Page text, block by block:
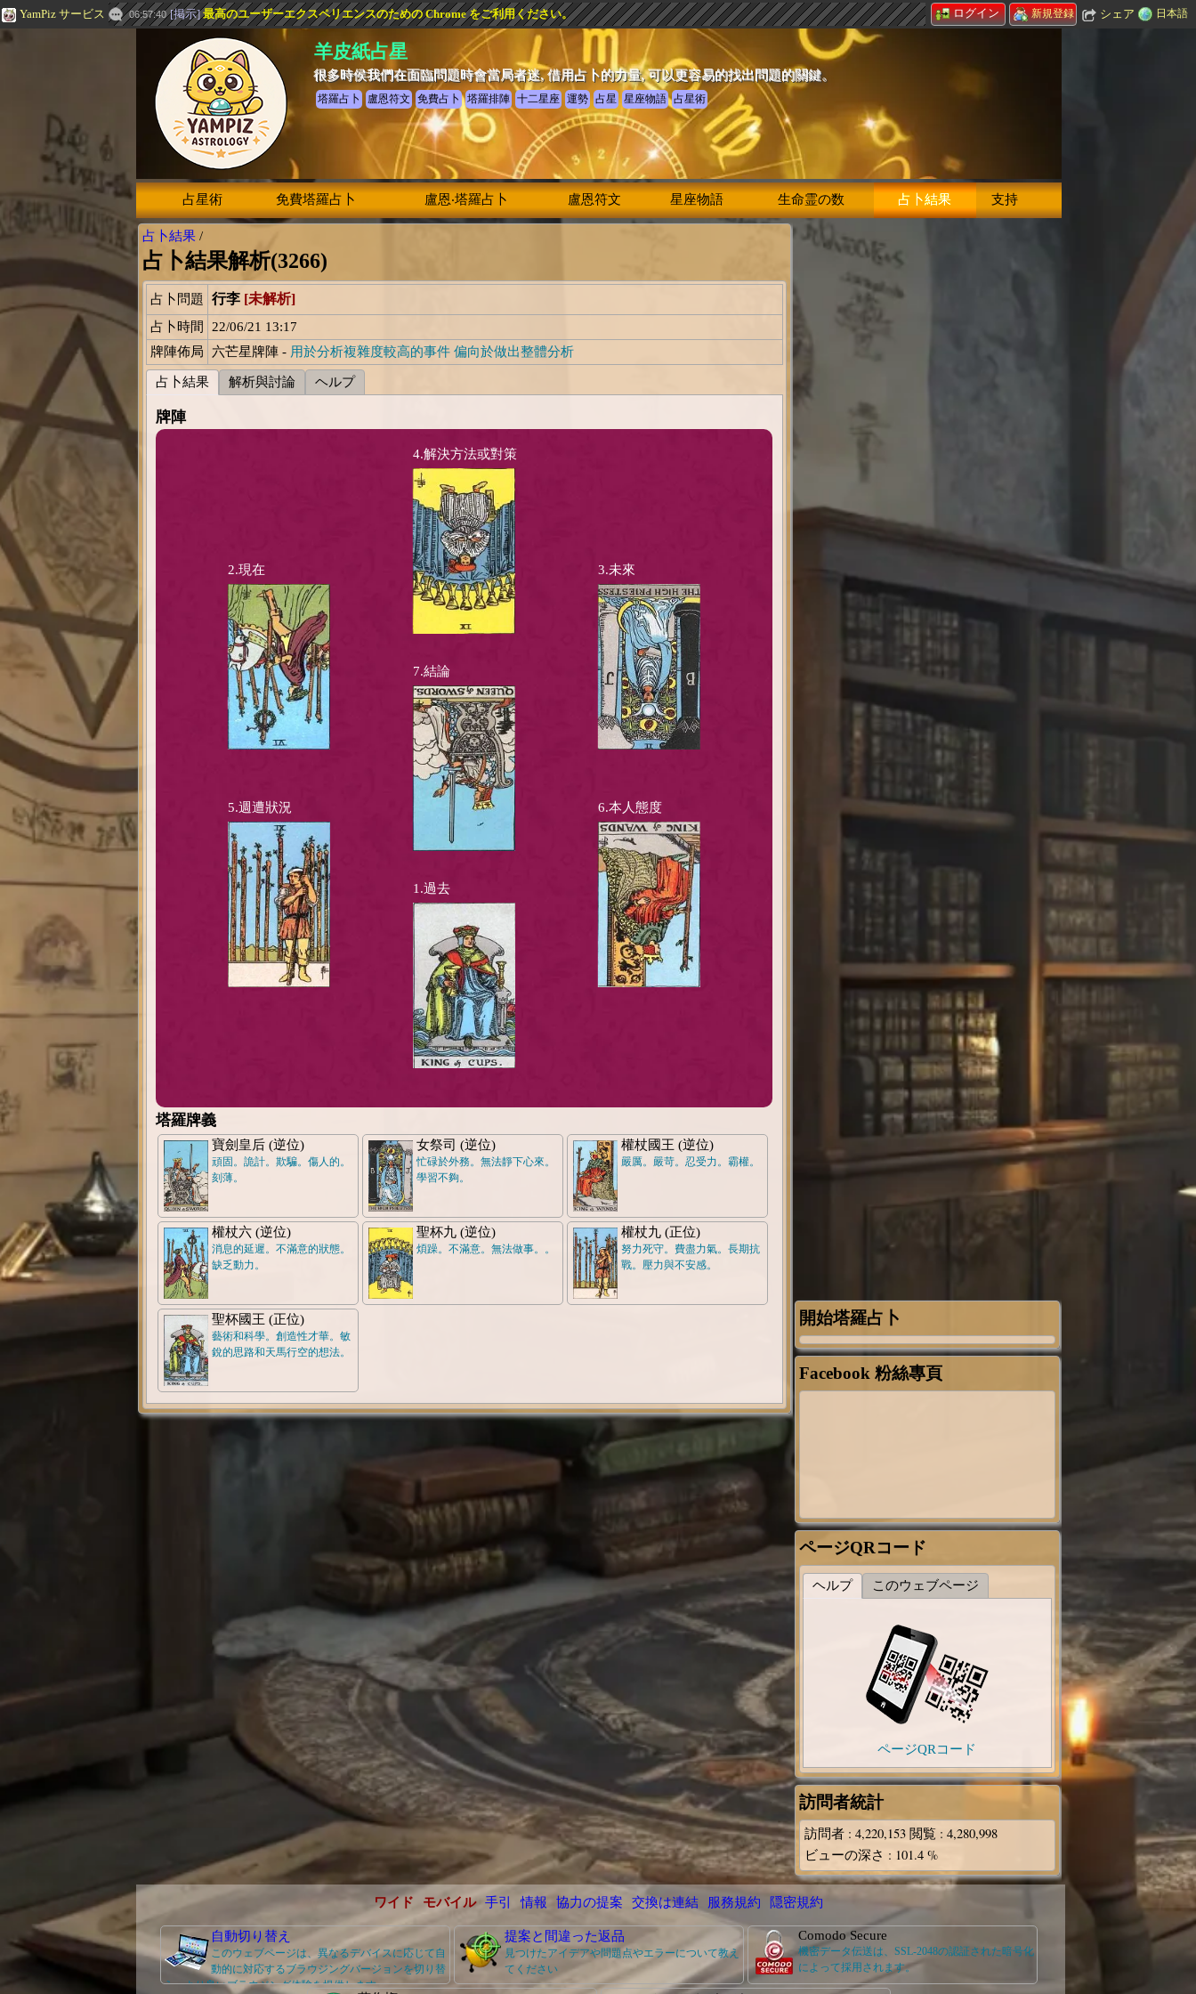
YamPiz サービス 06:57:40 [掲示]最高のユーザーエクスペリエンスのための Chrome をご利用ください。 ログイン 新規登録 シェア 日本語
羊皮紙占星
很多時侯我們在面臨問題時會當局者迷, 借用占卜的力量, 可以更容易的找出問題的關鍵。
塔羅占卜 盧恩符文 免費占卜 塔羅排陣 十二星座 運勢 占星 星座物語 占星術
占星術 免費塔羅占卜 盧恩‧塔羅占卜 盧恩符文 星座物語 生命霊の数 占卜結果 支持
占卜結果/
占卜結果解析(3266)
占卜問題 行李 [未解析]
占卜時間
22/06/21 13:17
牌陣佈局
六芒星牌陣 - 用於分析複雜度較高的事件 偏向於做出整體分析
占卜結果 解析與討論 ヘルプ
牌陣
1.過去
2.現在 3.未來
4.解決方法或對策
5.週遭狀況 6.本人態度
7.結論
塔羅牌義
寶劍皇后 (逆位)
頑固。詭計。欺騙。傷人的。
刻薄。
女祭司 (逆位)
忙碌於外務。無法靜下心來。
學習不夠。
權杖國王 (逆位)
嚴厲。嚴苛。忍受力。霸權。
權杖六 (逆位)
消息的延遲。不滿意的狀態。
缺乏動力。
聖杯九 (逆位)
煩躁。不滿意。無法做事。。
權杖九 (正位)
努力死守。費盡力氣。長期抗
戰。壓力與不安感。
聖杯國王 (正位)
藝術和科學。創造性才華。敏
銳的思路和天馬行空的想法。
開始塔羅占卜
Facebook 粉絲專頁
ページQRコード
ヘルプ このウェブページ
ページQRコード
訪問者統計
訪問者: 4,220,153 閲覧: 4,280,998
ビューの深さ : 101.4 %
ワイド モバイル 手引 情報 協力の提案 交換は連結 服務規約 隠密規約
自動切り替え
このウェブページは、異なるデバイスに応じて自
動的に対応するブラウジングバージョンを切り替
え、より良いブラウジング体験を提供します。
提案と間違った返品
見つけたアイデアや問題点やエラーについて教え
てください
Comodo Secure
機密データ伝送は、SSL-2048の認証された暗号化
によって採用されます。